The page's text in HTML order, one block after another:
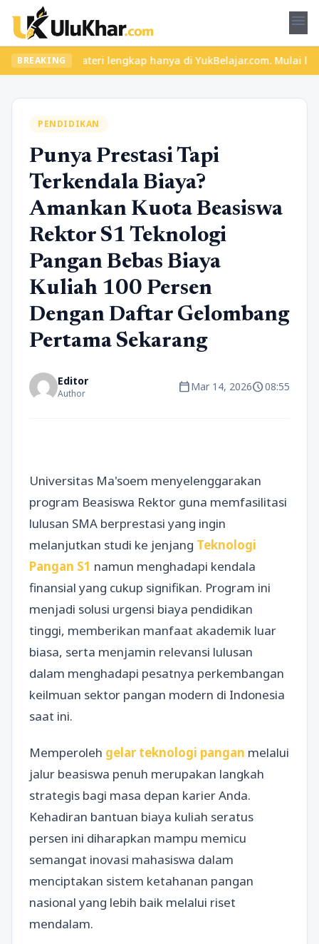
menu
BREAKING
materi lengkap hanya di YukBelajar.com. Mulai langkah
PENDIDIKAN
Punya Prestasi Tapi
Terkendala Biaya?
Amankan Kuota Beasiswa
Rektor S1 Teknologi
Pangan Bebas Biaya
Kuliah 100 Persen
Dengan Daftar Gelombang
Pertama Sekarang
Editor
Author calendar_todayMar 14, 2026schedule08:55
Universitas Ma'soem menyelenggarakan
program Beasiswa Rektor guna memfasilitasi
lulusan SMA berprestasi yang ingin
melanjutkan studi ke jenjang Teknologi
Pangan S1 namun menghadapi kendala
finansial yang cukup signifikan. Program ini
menjadi solusi urgensi biaya pendidikan
tinggi, memberikan manfaat akademik luar
biasa, serta menjamin relevansi lulusan
dalam menghadapi pesatnya perkembangan
keilmuan sektor pangan modern di Indonesia
saat ini.
Memperoleh gelar teknologi pangan melalui
jalur beasiswa penuh merupakan langkah
strategis bagi masa depan karier Anda.
Kehadiran bantuan biaya kuliah seratus
persen ini diharapkan mampu memicu
semangat inovasi mahasiswa dalam
menciptakan sistem ketahanan pangan
nasional yang lebih baik melalui riset
mendalam.